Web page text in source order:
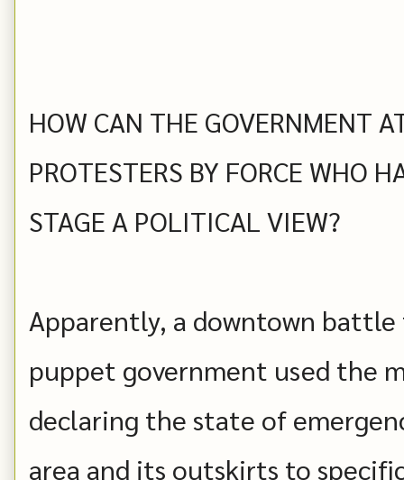
HOW CAN THE GOVERNMENT
PROTESTERS BY FORCE WHO
STAGE A POLITICAL VIEW?
Apparently, a downtown battle
puppet government used the
declaring the state of
area and its outskirts to